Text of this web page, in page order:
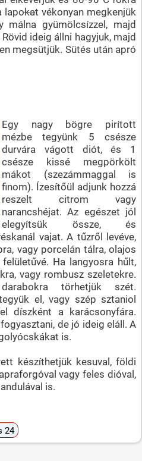
lapokat vékonyan megkenjük
málna gyümölcsízzel, majd
ideig állni hagyjuk, majd
megsütjük. Sütés után apró
Egy nagy bögre pirított
mézbe tegyünk 5 csésze
durvára vágott diót, és 1
csésze kissé megpörkölt
mákot (szezámmaggal is
finom). Ízesítőül adjunk hozzá
reszelt citrom vagy
narancshéjat. Az egészet jól
elegyítsük össze, és
vajat. A tűzről levéve,
vagy porcelán tálra, olajos
Ha langyosra hűlt,
vagy rombusz szeletekre.
törhetjük szét.
el, vagy szép sztaniol
díszként a karácsonyfára.
de jó ideig eláll. A
is.
készíthetjük kesuval, földi
vagy feles dióval,
is.
24